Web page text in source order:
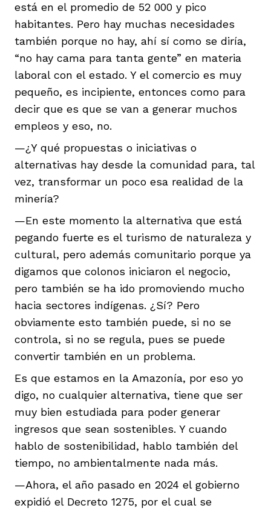
está en el promedio de 52 000 y pico
habitantes. Pero hay muchas necesidades
también porque no hay, ahí sí como se diría,
“no hay cama para tanta gente” en materia
laboral con el estado. Y el comercio es muy
pequeño, es incipiente, entonces como para
decir que es que se van a generar muchos
empleos y eso, no.
—¿Y qué propuestas o iniciativas o
alternativas hay desde la comunidad para, tal
vez, transformar un poco esa realidad de la
minería?
—En este momento la alternativa que está
pegando fuerte es el turismo de naturaleza y
cultural, pero además comunitario porque ya
digamos que colonos iniciaron el negocio,
pero también se ha ido promoviendo mucho
hacia sectores indígenas. ¿Sí? Pero
obviamente esto también puede, si no se
controla, si no se regula, pues se puede
convertir también en un problema.
Es que estamos en la Amazonía, por eso yo
digo, no cualquier alternativa, tiene que ser
muy bien estudiada para poder generar
ingresos que sean sostenibles. Y cuando
hablo de sostenibilidad, hablo también del
tiempo, no ambientalmente nada más.
—Ahora, el año pasado en 2024 el gobierno
expidió el Decreto 1275, por el cual se